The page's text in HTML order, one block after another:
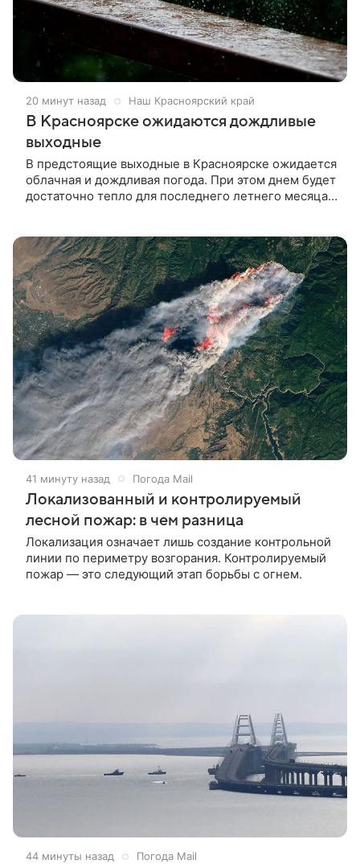
20 минут назад Наш Красноярский край
В Красноярске ожидаются дождливые
выходные
В предстоящие выходные в Красноярске ожидается
облачная и дождливая погода. При этом днем будет
достаточно тепло для последнего летнего месяца
41 минуту назад Погода Mail
Локализованный и контролируемый
лесной пожар: в чем разница
Локализация означает лишь создание контрольной
линии по периметру возгорания. Контролируемый
пожар — это следующий этап борьбы с огнем.
44 минуты назад Погода Mail